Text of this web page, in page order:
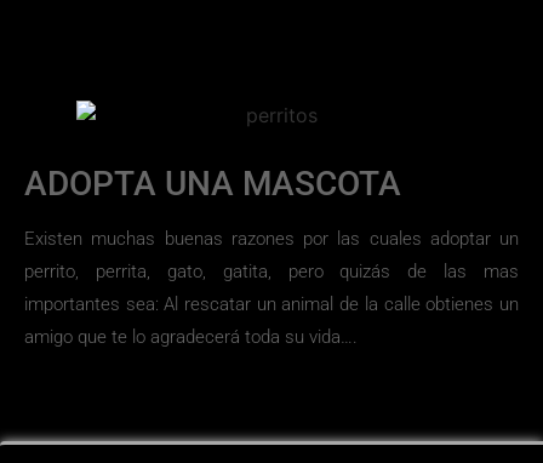
ADOPTA UNA MASCOTA
Existen muchas buenas razones por las cuales adoptar un
perrito, perrita, gato, gatita, pero quizás de las mas
importantes sea: Al rescatar un animal de la calle obtienes un
amigo que te lo agradecerá toda su vida….​